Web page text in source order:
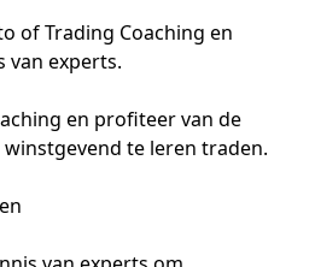
of Trading Coaching en
van experts.
en profiteer van de
te leren traden.